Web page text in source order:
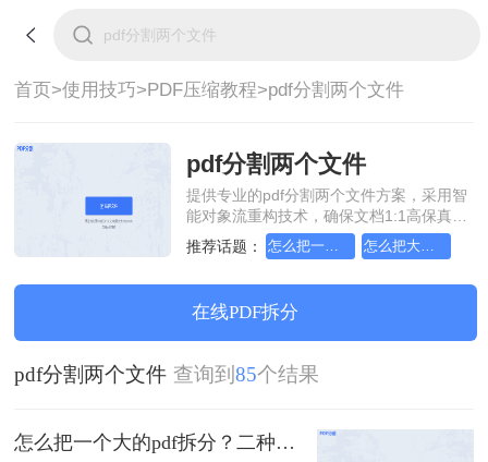
首页>使用技巧>PDF压缩教程>pdf分割两个文件
pdf分割两个文件
提供专业的pdf分割两个文件方案，采用智
能对象流重构技术，确保文档1:1高保真还
原且排版不乱码。支持一键批量处理，全
链路 SSL 加密保障隐私安全。助您快速实
公。
推荐话题： 怎么把一个大的pdf压缩成小的 怎么把大的pdf压缩成1M
在线PDF拆分
pdf分割两个文件 查询到85个结果
怎么把一个大的pdf拆分？二种方法帮你轻松拆分！